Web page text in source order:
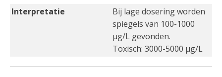
Interpretatie
Bij lage dosering worden
spiegels van 100-1000
µg/L gevonden.
Toxisch: 3000-5000 µg/L